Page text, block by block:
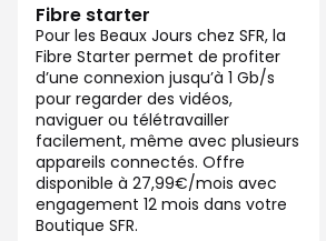
Fibre starter
Pour les Beaux Jours chez SFR, la
Fibre Starter permet de profiter
d’une connexion jusqu’à 1 Gb/s
pour regarder des vidéos,
naviguer ou télétravailler
facilement, même avec plusieurs
appareils connectés. Offre
disponible à 27,99€/mois avec
engagement 12 mois dans votre
Boutique SFR.